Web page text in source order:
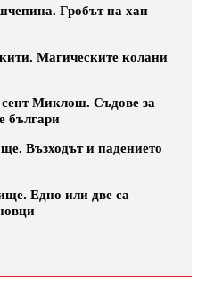
Гробът на хан
Магическите колани
Миклош. Съдове за
българи
Възходът и падението
Едно или две са